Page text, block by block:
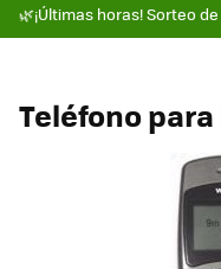
🌿¡Últimas horas! Sorteo
Teléfono